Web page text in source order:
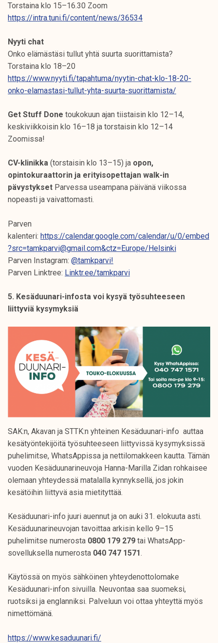
Torstaina klo 15–16.30 Zoom
https://intra.tuni.fi/content/news/36534
Nyyti chat
Onko elämästäsi tullut yhtä suurta suorittamista?
Torstaina klo 18–20
https://www.nyyti.fi/tapahtuma/nyytin-chat-klo-18-20-
onko-elamastasi-tullut-yhta-suurta-suorittamista/
Get Stuff Done toukokuun ajan tiistaisin klo 12–14,
keskiviikkoisin klo 16–18 ja torstaisin klo 12–14
Zoomissa!
CV-klinikka (torstaisin klo 13–15) ja opon,
opintokuraattorin ja erityisopettajan walk-in
pävystykset Parvessa useampana päivänä viikossa
nopeasti ja vaivattomasti.
Parven
kalenteri: https://calendar.google.com/calendar/u/0/embed
?src=tamkparvi@gmail.com&ctz=Europe/Helsinki
Parven Instagram: @tamkparvi!
Parven Linktree: Linktr.ee/tamkparvi
5. Kesäduunari-infosta voi kysyä työsuhteeseen
liittyviä kysymyksiä
SAK:n, Akavan ja STTK:n yhteinen Kesäduunari-info auttaa
kesätyöntekijöitä työsuhteeseen liittyvissä kysymyksissä
puhelimitse, WhatsAppissa ja nettilomakkeen kautta. Tämän
vuoden Kesäduunarineuvoja Hanna-Marilla Zidan rohkaisee
olemaan yhteydessä matalalla kynnyksellä, jos jokin
kesätöihin liittyvä asia mietityttää.
Kesäduunari-info juuri auennut ja on auki 31. elokuuta asti.
Kesäduunarineuvojan tavoittaa arkisin kello 9–15
puhelimitse numerosta 0800 179 279 tai WhatsApp-
sovelluksella numerosta 040 747 1571.
Käytössä on myös sähköinen yhteydenottolomake
Kesäduunari-infon sivuilla. Neuvontaa saa suomeksi,
ruotsiksi ja englanniksi. Palveluun voi ottaa yhteyttä myös
nimettömänä.
https://www.kesaduunari.fi/